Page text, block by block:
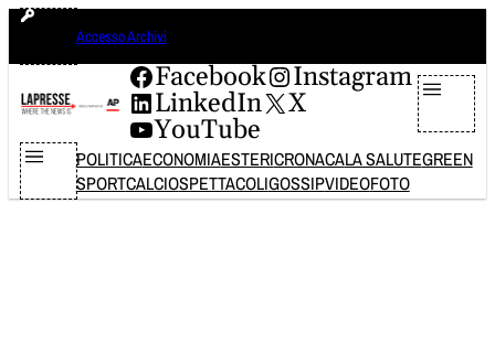
Vai
contenuto
Accesso Archivi
Facebook
Instagram
LinkedIn
X
YouTube
POLITICAECONOMIAESTERICRONACALA SALUTEGREEN
SPORTCALCIOSPETTACOLIGOSSIPVIDEOFOTO